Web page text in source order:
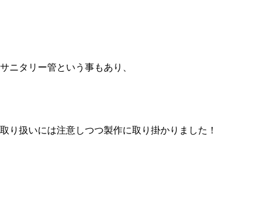
サニタリー管という事もあり、
取り扱いには注意しつつ製作に取り掛かりました！